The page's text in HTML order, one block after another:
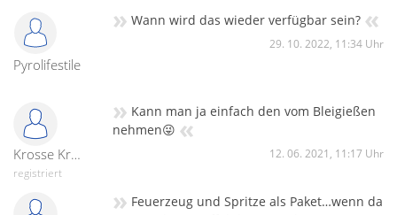
Pyrolifestile
» Wann wird das wieder verfügbar sein? «
29. 10. 2022, 11:34 Uhr
Krosse Krabbe
registriert
» Kann man ja einfach den vom Bleigießen
nehmen😜 «
12. 06. 2021, 11:17 Uhr
» Feuerzeug und Spritze als Paket…wenn da